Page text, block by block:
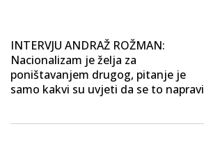
INTERVJU ANDRAŽ ROŽMAN:
Nacionalizam je želja za
poništavanjem drugog, pitanje je
samo kakvi su uvjeti da se to napravi